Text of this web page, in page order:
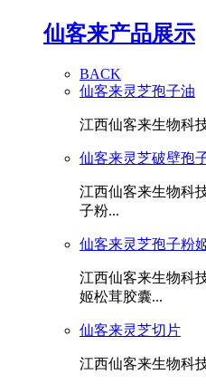
仙客来产品展示
BACK
仙客来灵芝孢子油
江西仙客来生物科
仙客来灵芝破壁孢
江西仙客来生物科
子粉...
仙客来灵芝孢子粉
江西仙客来生物科
姬松茸胶囊...
仙客来灵芝切片
江西仙客来生物科